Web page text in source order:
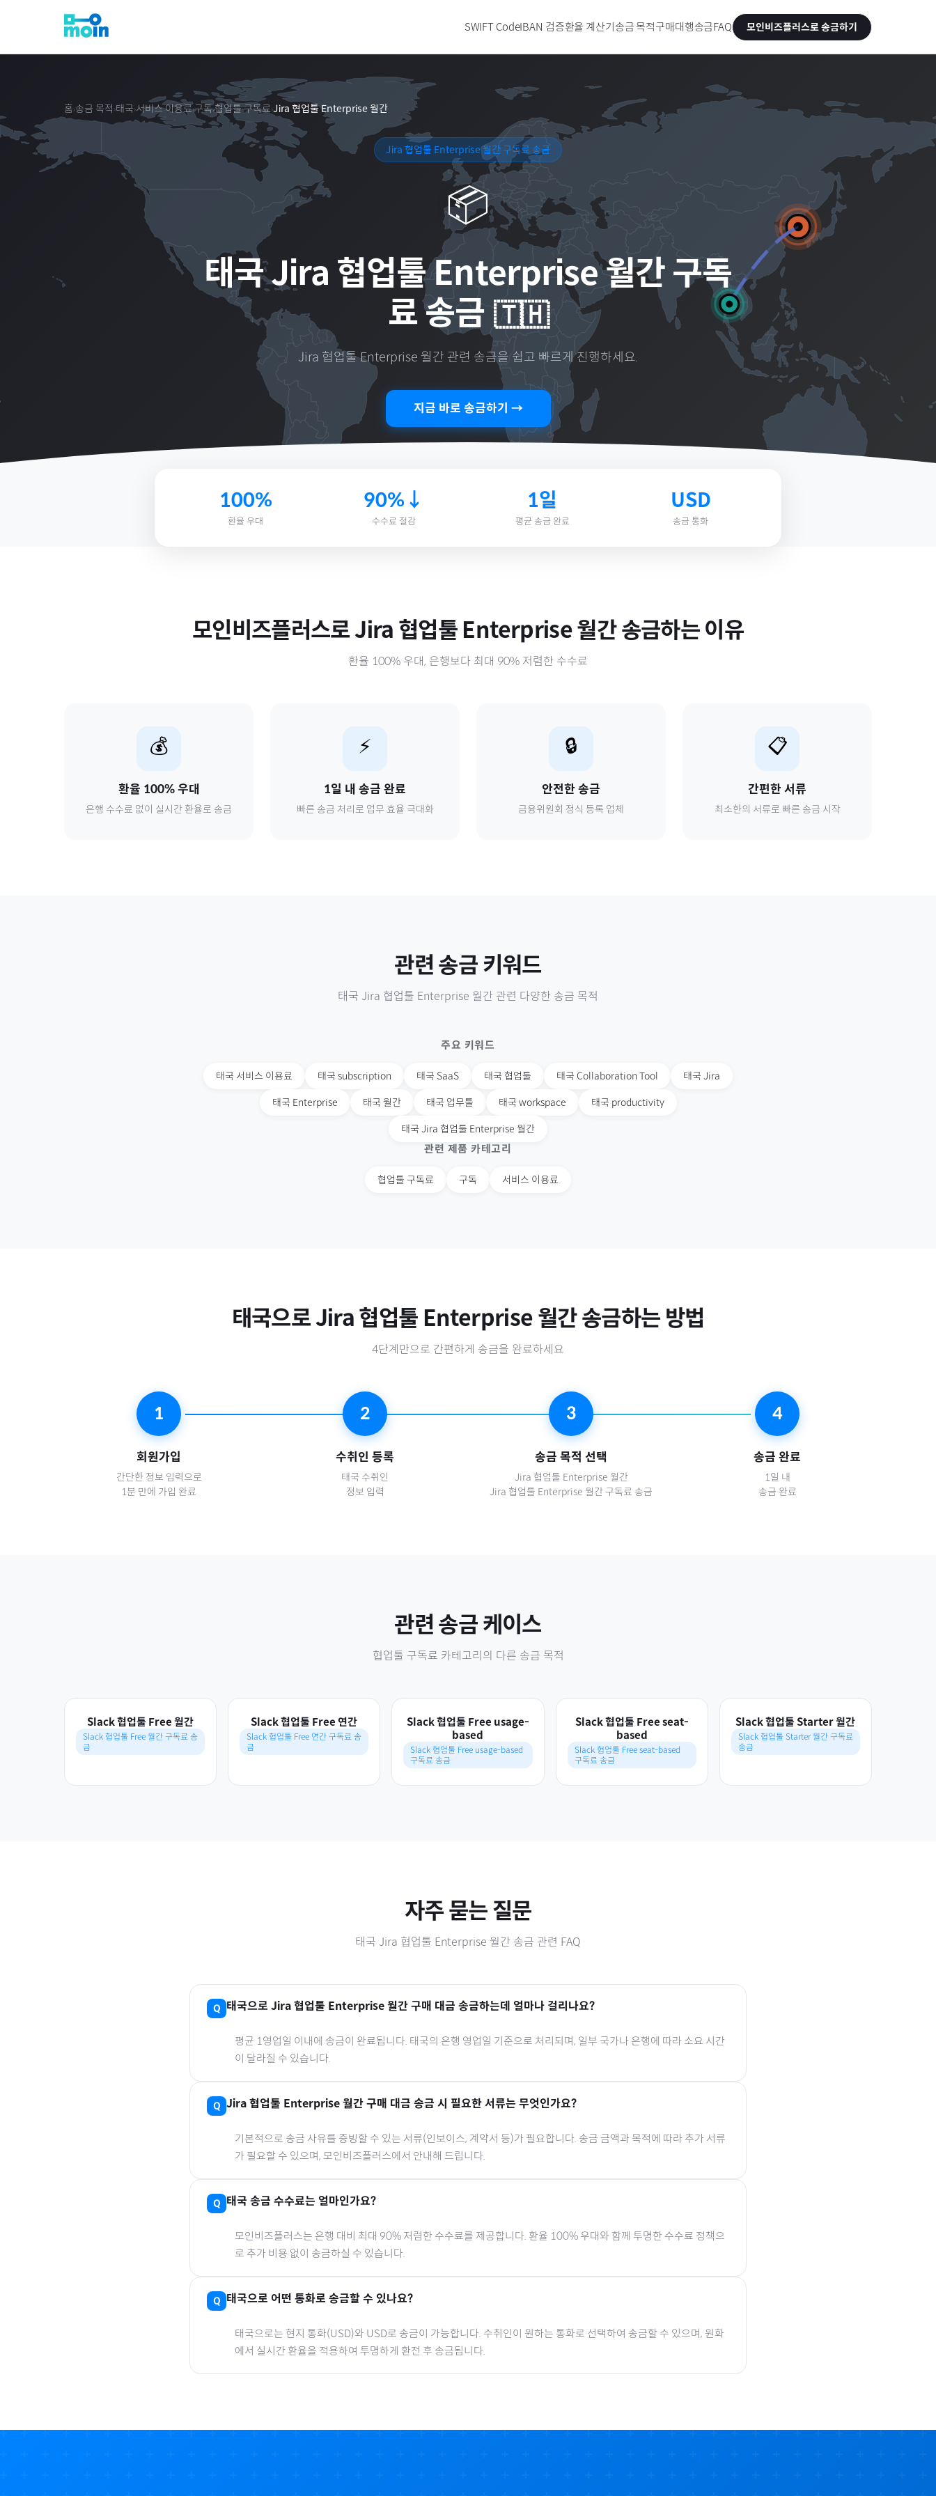
SWIFT CodeIBAN 검증환율 계산기송금 목적구매대행송금FAQ 모인비즈플러스로 송금하기
홈›송금 목적 ›태국›서비스 이용료›구독›협업툴 구독료›Jira 협업툴 Enterprise 월간
Jira 협업툴 Enterprise 월간 구독료 송금
📦
태국Jira 협업툴 Enterprise 월간 구독
료 송금 🇹🇭
Jira 협업툴 Enterprise 월간 관련 송금을 쉽고 빠르게 진행하세요.
지금 바로 송금하기 →
100%
환율 우대
90%↓
수수료 절감
1일
평균 송금 완료
USD
송금 통화
모인비즈플러스로 Jira 협업툴 Enterprise 월간송금하는 이유
환율 100% 우대, 은행보다 최대 90% 저렴한 수수료
💰
환율 100% 우대
은행 수수료 없이 실시간 환율로 송금
⚡
1일 내 송금 완료
빠른 송금 처리로 업무 효율 극대화
🔒
안전한 송금
금융위원회 정식 등록 업체
📋
간편한 서류
최소한의 서류로 빠른 송금 시작
관련 송금 키워드
태국 Jira 협업툴 Enterprise 월간 관련 다양한 송금 목적
주요 키워드
태국 서비스 이용료 태국 subscription 태국 SaaS 태국 협업툴 태국 Collaboration Tool 태국 Jira
태국 Enterprise 태국 월간 태국 업무툴 태국 workspace 태국 productivity
태국 Jira 협업툴 Enterprise 월간
관련 제품 카테고리
협업툴 구독료 구독 서비스 이용료
태국으로 Jira 협업툴 Enterprise 월간송금하는 방법
4단계만으로 간편하게 송금을 완료하세요
1
회원가입
간단한 정보 입력으로
1분 만에 가입 완료
2
수취인 등록
태국 수취인
정보 입력
3
송금 목적 선택
Jira 협업툴 Enterprise 월간
Jira 협업툴 Enterprise 월간 구독료 송금
4
송금 완료
1일 내
송금 완료
관련 송금 케이스
협업툴 구독료 카테고리의 다른 송금 목적
Slack 협업툴 Free 월간
Slack 협업툴 Free 월간 구독료 송
금
Slack 협업툴 Free 연간
Slack 협업툴 Free 연간 구독료 송
금
Slack 협업툴 Free usage-
based
Slack 협업툴 Free usage-based
구독료 송금
Slack 협업툴 Free seat-
based
Slack 협업툴 Free seat-based
구독료 송금
Slack 협업툴 Starter 월간
Slack 협업툴 Starter 월간 구독료
송금
자주 묻는 질문
태국 Jira 협업툴 Enterprise 월간 송금 관련 FAQ
태국으로 Jira 협업툴 Enterprise 월간구매 대금 송금하는데 얼마나 걸리나요?
평균 1영업일 이내에 송금이 완료됩니다. 태국의 은행 영업일 기준으로 처리되며, 일부 국가나 은행에 따라 소요 시간
이 달라질 수 있습니다.
Jira 협업툴 Enterprise 월간구매 대금 송금 시 필요한 서류는 무엇인가요?
기본적으로 송금 사유를 증빙할 수 있는 서류(인보이스, 계약서 등)가 필요합니다. 송금 금액과 목적에 따라 추가 서류
가 필요할 수 있으며, 모인비즈플러스에서 안내해 드립니다.
태국 송금 수수료는 얼마인가요?
모인비즈플러스는 은행 대비 최대 90% 저렴한 수수료를 제공합니다. 환율 100% 우대와 함께 투명한 수수료 정책으
로 추가 비용 없이 송금하실 수 있습니다.
태국으로 어떤 통화로 송금할 수 있나요?
태국으로는 현지 통화(USD)와 USD로 송금이 가능합니다. 수취인이 원하는 통화로 선택하여 송금할 수 있으며, 원화
에서 실시간 환율을 적용하여 투명하게 환전 후 송금됩니다.